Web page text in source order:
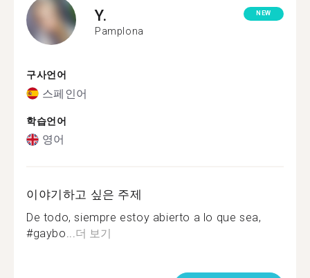
Y.
Pamplona
NEW
구사언어
스페인어
학습언어
영어
이야기하고 싶은 주제
De todo, siempre estoy abierto a lo que sea,
#gaybo...더 보기